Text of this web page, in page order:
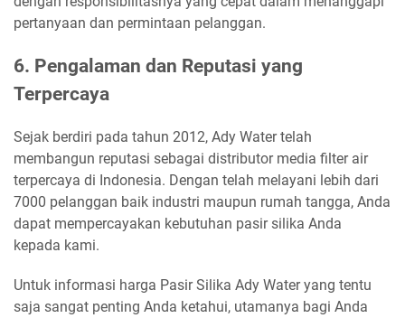
pertanyaan dan permintaan pelanggan.
6. Pengalaman dan Reputasi yang
Terpercaya
Sejak berdiri pada tahun 2012, Ady Water telah
membangun reputasi sebagai distributor media filter air
terpercaya di Indonesia. Dengan telah melayani lebih dari
7000 pelanggan baik industri maupun rumah tangga, Anda
dapat mempercayakan kebutuhan pasir silika Anda
kepada kami.
Untuk informasi harga Pasir Silika Ady Water yang tentu
saja sangat penting Anda ketahui, utamanya bagi Anda